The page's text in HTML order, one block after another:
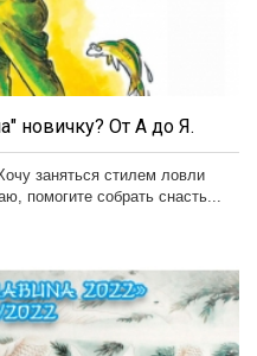
новичку? От А до Я.
заняться стилем ловли
помогите собрать снасть...